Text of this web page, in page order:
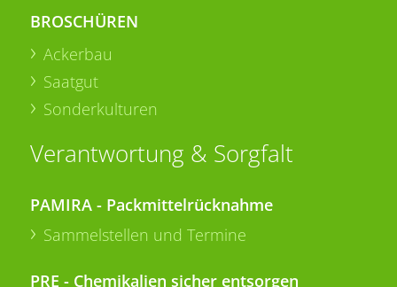
BROSCHÜREN
Ackerbau
Saatgut
Sonderkulturen
Verantwortung & Sorgfalt
PAMIRA - Packmittelrücknahme
Sammelstellen und Termine
PRE - Chemikalien sicher entsorgen